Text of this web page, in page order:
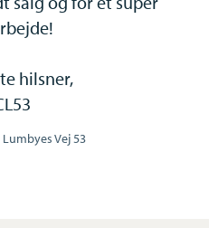
af jer selvstændig? Skal der
om, hvordan I er stillet uden
at det I ønsker, også er det
hilsner,
Lumbyes Vej 53